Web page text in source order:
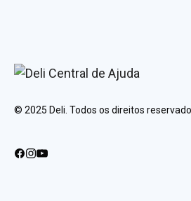
© 2025 Deli. Todos os direitos